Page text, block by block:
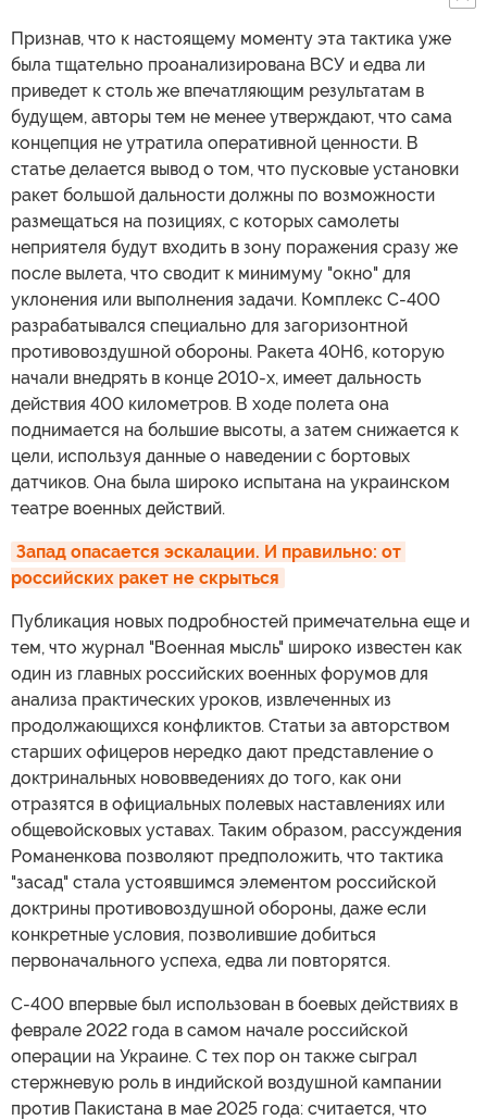
Признав, что к настоящему моменту эта тактика уже
была тщательно проанализирована ВСУ и едва ли
приведет к столь же впечатляющим результатам в
будущем, авторы тем не менее утверждают, что сама
концепция не утратила оперативной ценности. В
статье делается вывод о том, что пусковые установки
ракет большой дальности должны по возможности
размещаться на позициях, с которых самолеты
неприятеля будут входить в зону поражения сразу же
после вылета, что сводит к минимуму "окно" для
уклонения или выполнения задачи. Комплекс С-400
разрабатывался специально для загоризонтной
противовоздушной обороны. Ракета 40Н6, которую
начали внедрять в конце 2010-х, имеет дальность
действия 400 километров. В ходе полета она
поднимается на большие высоты, а затем снижается к
цели, используя данные о наведении с бортовых
датчиков. Она была широко испытана на украинском
театре военных действий.
Запад опасается эскалации. И правильно: от
российских ракет не скрыться
Публикация новых подробностей примечательна еще и
тем, что журнал "Военная мысль" широко известен как
один из главных российских военных форумов для
анализа практических уроков, извлеченных из
продолжающихся конфликтов. Статьи за авторством
старших офицеров нередко дают представление о
доктринальных нововведениях до того, как они
отразятся в официальных полевых наставлениях или
общевойсковых уставах. Таким образом, рассуждения
Романенкова позволяют предположить, что тактика
"засад" стала устоявшимся элементом российской
доктрины противовоздушной обороны, даже если
конкретные условия, позволившие добиться
первоначального успеха, едва ли повторятся.
С-400 впервые был использован в боевых действиях в
феврале 2022 года в самом начале российской
операции на Украине. С тех пор он также сыграл
стержневую роль в индийской воздушной кампании
против Пакистана в мае 2025 года: считается, что